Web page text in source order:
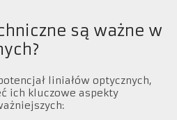
są ważne w
liniałów optycznych,
ich kluczowe aspekty